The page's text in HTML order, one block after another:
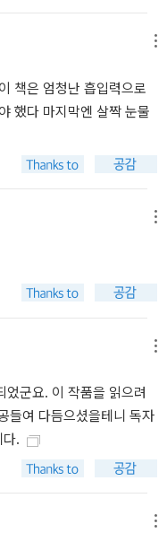
의 딸 ‘레
의 독일 생활은 더욱 찬란
비밀스러운 부탁을 해
, 그 부탁이란 한수의 엄
는 것이다. 아이들은 첫사
모의 일기를 몰래 읽어나
가 흩어져 있다. 하지만 확
니는 동안, 해미는 점차
마침내 우리 가족도 행복
가 떠오르면 죄책감이 느
니, 사람의 마음엔 대체
쪽으로 뻗어가?”(109
는 또 한번 커다란 상실을
동창이면서 미묘한 연애
로 인해 타인을 향한 해
책은 엄청난 흡입력으로
했다 마지막엔 살짝 눈물
었군요. 이 작품을 읽으려
들여 다듬으셨을테니 독자
.